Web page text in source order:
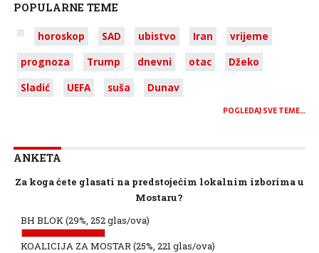
POPULARNE TEME
horoskop SAD ubistvo Iran
vrijeme
prognoza
Trump dnevni otac
Džeko
Sladić
UEFA suša Dunav
POGLEDAJ SVE TEME…
ANKETA
Za koga ćete glasati na predstojećim lokalnim izborima u
Mostaru?
BH BLOK(29%, 252 glas/ova)
KOALICIJA ZA MOSTAR(25%, 221 glas/ova)